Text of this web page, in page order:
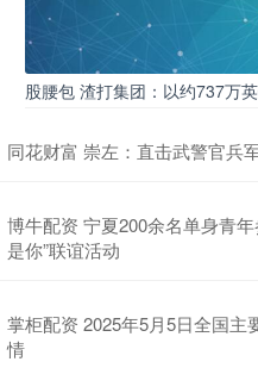
股腰包 渣打集团：以约737万
同花财富 崇左：直击武警官兵
博牛配资 宁夏200余名单身青
是你”联谊活动
掌柜配资 2025年5月5日全国主
情